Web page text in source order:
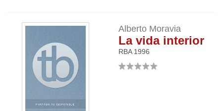
Alberto Moravia
La vida interior
RBA1996